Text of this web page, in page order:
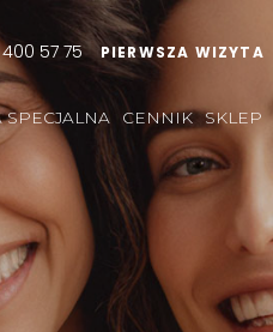
57 75 PIERWSZA WIZYTA
SPECJALNA CENNIK SKLEP